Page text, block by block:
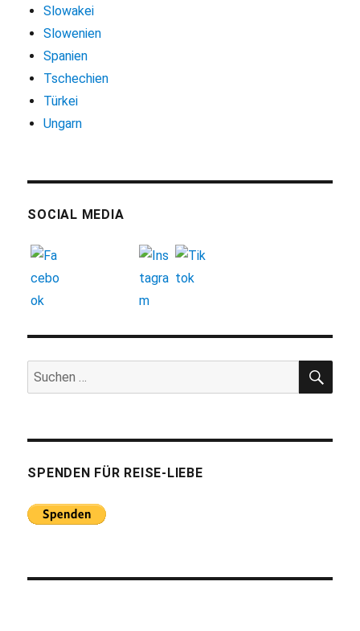
Slowakei
Slowenien
Spanien
Tschechien
Türkei
Ungarn
SOCIAL MEDIA
Suchen
nach:
SPENDEN FÜR REISE-LIEBE